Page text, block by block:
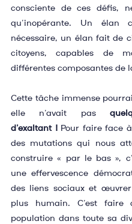
consciente de ces défis,
qu’inopérante. Un élan
nécessaire, un élan fait de
citoyens, capables de
différentes composantes de
Cette tâche immense
elle n’avait pas
d’exaltant ! Pour faire face à
des mutations qui nous
construire « par le bas »,
une effervescence
des liens sociaux et
plus humain. C’est
population dans toute sa